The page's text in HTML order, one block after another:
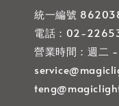
統一編號
電話：02-
營業時間：週二